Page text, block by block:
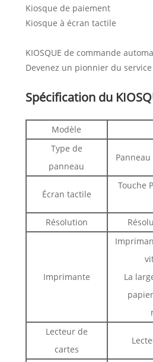
Kiosque de paiement
Kiosque à écran tactile
KIOSQUE de commande
Devenez un pionnier du
Spécification du
Modèle
Type de
panneau
Panneau
Écran tactile
Touche
Résolution
Imprimante
La
Lecteur de
cartes